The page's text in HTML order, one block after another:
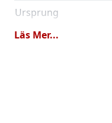
Ursprung
Läs Mer...